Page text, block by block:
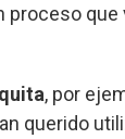
proceso que
, por
querido